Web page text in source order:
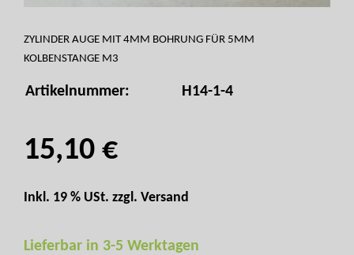
ZYLINDER AUGE MIT 4MM BOHRUNG FÜR 5MM
KOLBENSTANGE M3
Artikelnummer: H14-1-4
15,10 €
Inkl. 19 % USt. zzgl. Versand
Lieferbar in 3-5 Werktagen